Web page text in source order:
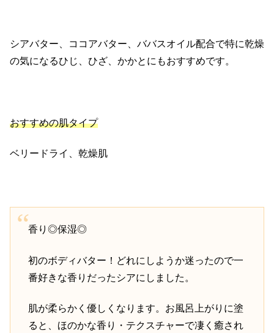
シアバター、ココアバター、ババスオイル配合で特に乾燥
の気になるひじ、ひざ、かかとにもおすすめです。
おすすめの肌タイプ
ベリードライ、乾燥肌
香り◎保湿◎
初のボディバター！どれにしようか迷ったので一
番好きな香りだったシアにしました。
肌が柔らかく優しくなります。お風呂上がりに塗
ると、ほのかな香り・テクスチャーで凄く癒され